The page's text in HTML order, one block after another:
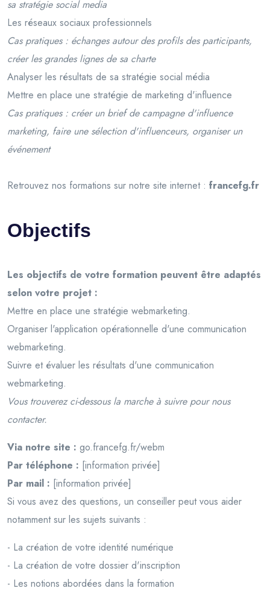
sa stratégie social media
Les réseaux sociaux professionnels
Cas pratiques : échanges autour des profils des participants,
créer les grandes lignes de sa charte
Analyser les résultats de sa stratégie social média
Mettre en place une stratégie de marketing d'influence
Cas pratiques : créer un brief de campagne d'influence
marketing, faire une sélection d'influenceurs, organiser un
événement
Retrouvez nos formations sur notre site internet : francefg.fr
Objectifs
Les objectifs de votre formation peuvent être adaptés
selon votre projet :
Mettre en place une stratégie webmarketing.
Organiser l'application opérationnelle d'une communication
webmarketing.
Suivre et évaluer les résultats d'une communication
webmarketing.
Vous trouverez ci-dessous la marche à suivre pour nous
contacter.
Via notre site : go.francefg.fr/webm
Par téléphone : [information privée]
Par mail : [information privée]
Si vous avez des questions, un conseiller peut vous aider
notamment sur les sujets suivants :
- La création de votre identité numérique
- La création de votre dossier d'inscription
- Les notions abordées dans la formation